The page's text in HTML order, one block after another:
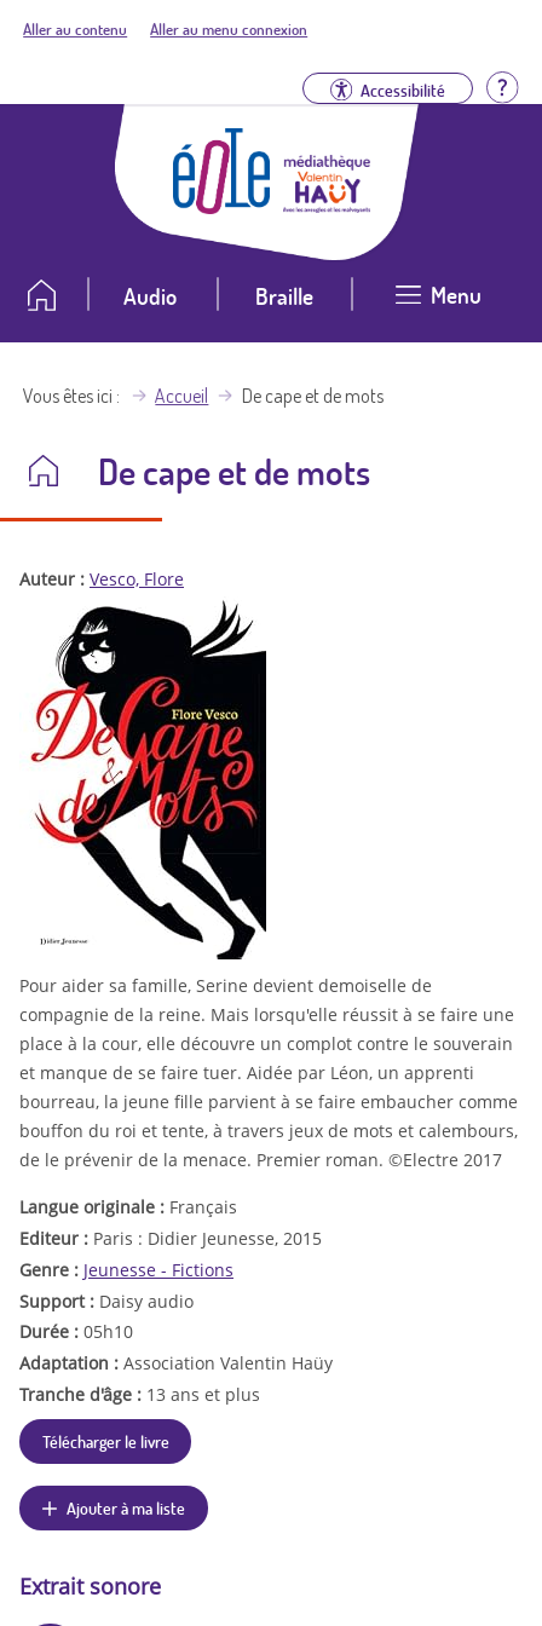
Aller au contenu Aller au menu connexion
Accessibilité
Audio Braille Menu
Vous êtes ici Accueil De cape et de mots
De cape et de mots
Auteur : Vesco, Flore
Pour aider sa famille, Serine devient demoiselle de
compagnie de la reine. Mais lorsqu'elle réussit à se faire une
place à la cour, elle découvre un complot contre le souverain
et manque de se faire tuer. Aidée par Léon, un apprenti
bourreau, la jeune fille parvient à se faire embaucher comme
bouffon du roi et tente, à travers jeux de mots et calembours,
de le prévenir de la menace. Premier roman. ©Electre 2017
Langue originale : Français
Editeur : Paris : Didier Jeunesse, 2015
Genre : Jeunesse - Fictions
Support : Daisy audio
Durée : 05h10
Adaptation : Association Valentin Haüy
Tranche d'âge : 13 ans et plus
Télécharger le livre
Ajouter à ma liste
Extrait sonore